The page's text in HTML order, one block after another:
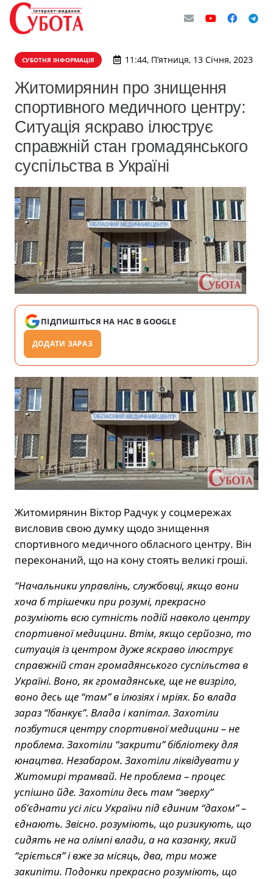
СУБОТНЯ ІНФОРМАЦІЯ 11:44, П’ятниця, 13 Січня, 2023
Житомирянин про знищення
спортивного медичного центру:
Ситуація яскраво ілюструє
справжній стан громадянського
суспільства в Україні
ПІДПИШІТЬСЯ НА НАС В GOOGLE
ДОДАТИ ЗАРАЗ
Житомирянин Віктор Радчук у соцмережах
висловив свою думку щодо знищення
спортивного медичного обласного центру. Він
переконаний, що на кону стоять великі гроші.
“Начальники управлінь, службовці, якщо вони
хоча б трішечки при розумі, прекрасно
розуміють всю сутність подій навколо центру
спортивної медицини. Втім, якщо серйозно, то
ситуація із центром дуже яскраво ілюструє
справжній стан громадянського суспільства в
Україні. Воно, як громадянське, ще не визріло,
воно десь ще “там” в ілюзіях і мріях. Бо влада
зараз “!банкує”. Влада і капітал. Захотіли
позбутися центру спортивної медицини – не
проблема. Захотіли “закрити” бібліотеку для
юнацтва. Незабаром. Захотіли ліквідувати у
Житомирі трамвай. Не проблема – процес
успішно йде. Захотіли десь там “зверху”
об’єднати усі ліси України під єдиним “дахом” –
єднають. Звісно. розуміють, що ризикують, що
сидять не на олімпі влади, а на казанку, який
“гріється” і вже за місяць, два, три може
закипіти. Подонки прекрасно розуміють, що